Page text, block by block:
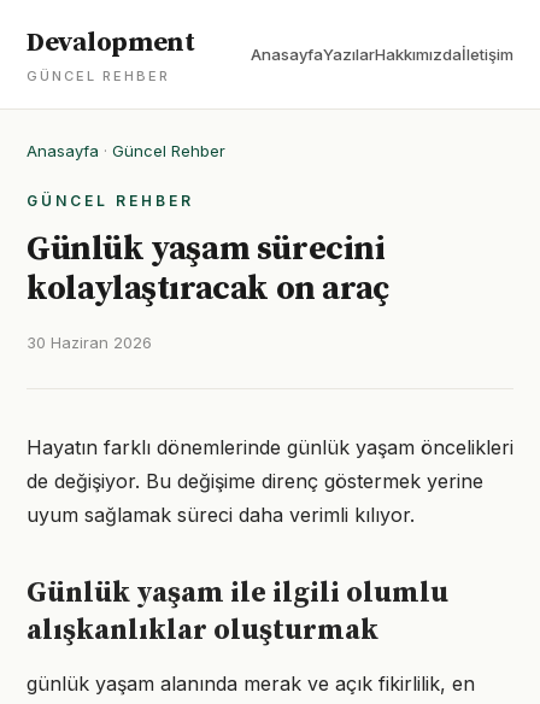
Devalopment
GÜNCEL REHBER
AnasayfaYazılarHakkımızdaİletişim
Anasayfa · Güncel Rehber
GÜNCEL REHBER
Günlük yaşam sürecini
kolaylaştıracak on araç
30 Haziran 2026
Hayatın farklı dönemlerinde günlük yaşam öncelikleri
de değişiyor. Bu değişime direnç göstermek yerine
uyum sağlamak süreci daha verimli kılıyor.
Günlük yaşam ile ilgili olumlu
alışkanlıklar oluşturmak
günlük yaşam alanında merak ve açık fikirlilik, en